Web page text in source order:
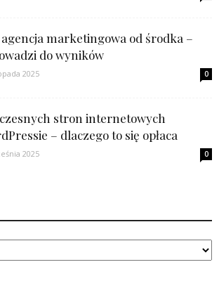
agencja marketingowa od środka –
do wyników
2025 0
stron internetowych
– dlaczego to się opłaca
2025 0